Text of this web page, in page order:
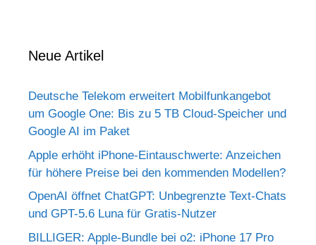
Neue Artikel
Deutsche Telekom erweitert Mobilfunkangebot
um Google One: Bis zu 5 TB Cloud-Speicher und
Google AI im Paket
Apple erhöht iPhone-Eintauschwerte: Anzeichen
für höhere Preise bei den kommenden Modellen?
OpenAI öffnet ChatGPT: Unbegrenzte Text-Chats
und GPT-5.6 Luna für Gratis-Nutzer
BILLIGER: Apple-Bundle bei o2: iPhone 17 Pro